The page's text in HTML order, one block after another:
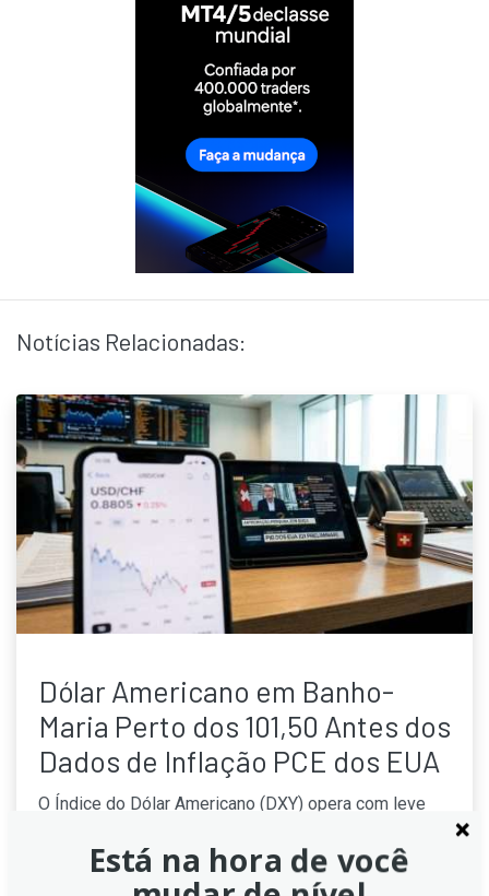
Notícias Relacionadas:
Dólar Americano em Banho-
Maria Perto dos 101,50 Antes dos
Dados de Inflação PCE dos EUA
O Índice do Dólar Americano (DXY) opera com leve
divulgação dos dados de inflação PCE de maio.
Investidores aguardam o índice de preços de gastos
Está na hora de você